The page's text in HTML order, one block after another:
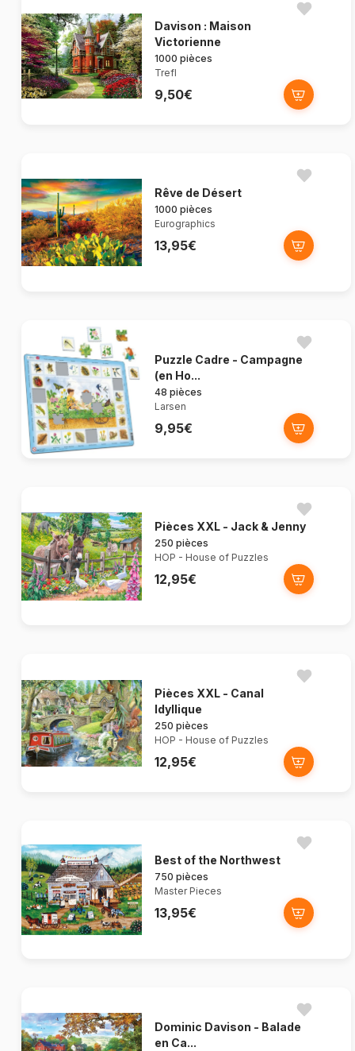
Davison : Maison
Victorienne
1000 pièces
Trefl
9,50€
Rêve de Désert
1000 pièces
Eurographics
13,95€
Puzzle Cadre - Campagne
(en Ho...
48 pièces
Larsen
9,95€
Pièces XXL - Jack & Jenny
250 pièces
HOP - House of Puzzles
12,95€
Pièces XXL - Canal
Idyllique
250 pièces
HOP - House of Puzzles
12,95€
Best of the Northwest
750 pièces
Master Pieces
13,95€
Dominic Davison - Balade
en Ca...